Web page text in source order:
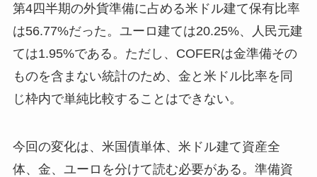
第4四半期の外貨準備に占める米ドル建て保有比率
は56.77%だった。ユーロ建ては20.25%、人民元建
ては1.95%である。ただし、COFERは金準備その
ものを含まない統計のため、金と米ドル比率を同
じ枠内で単純比較することはできない。
今回の変化は、米国債単体、米ドル建て資産全
体、金、ユーロを分けて読む必要がある。準備資